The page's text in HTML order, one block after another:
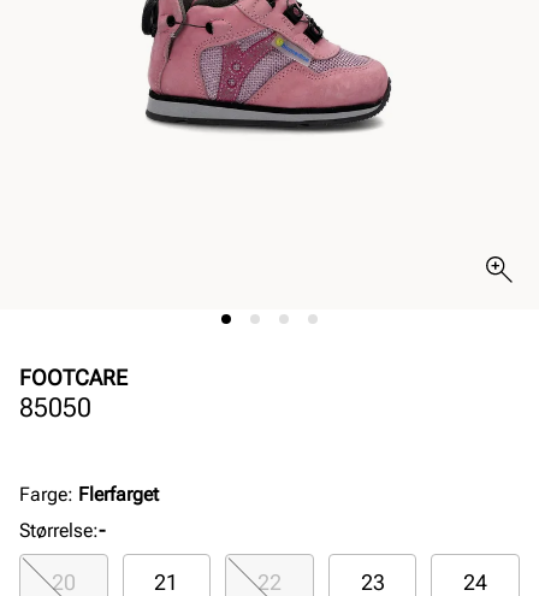
FOOTCARE
85050
Farge: Flerfarget
Størrelse:-
20 21 22 23 24